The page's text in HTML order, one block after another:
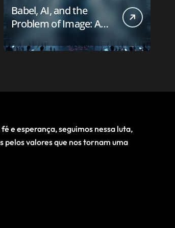
Babel, AI, and the
Problem of Image: A
e esperança, seguimos nessa luta,
pelos valores que nos tornam uma